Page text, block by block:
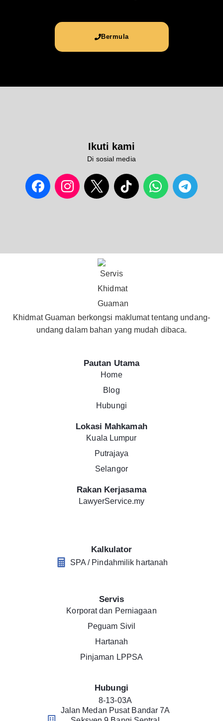
Bermula
Ikuti kami
Di sosial media
Khidmat Guaman berkongsi maklumat tentang undang-
undang dalam bahan yang mudah dibaca.
Pautan Utama
Home
Blog
Hubungi
Lokasi Mahkamah
Kuala Lumpur
Putrajaya
Selangor
Rakan Kerjasama
LawyerService.my
Kalkulator
SPA / Pindahmilik hartanah
Servis
Korporat dan Perniagaan
Peguam Sivil
Hartanah
Pinjaman LPPSA
Hubungi
8-13-03A
Jalan Medan Pusat Bandar 7A